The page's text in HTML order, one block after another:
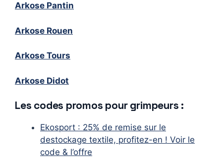
Arkose Pantin
Arkose Rouen
Arkose Tours
Arkose Didot
Les codes promos pour grimpeurs :
Ekosport : 25% de remise sur le
destockage textile, profitez-en ! Voir le
code & l’offre